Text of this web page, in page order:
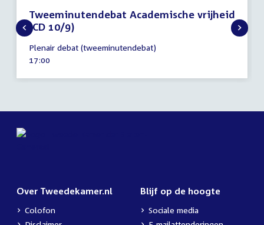
Tweeminutendebat Academische vrijheid
(CD 10/9)
oktober
2025
Plenair debat (tweeminutendebat)
Tijd
17:00
Over Tweedekamer.nl
Colofon
Blijf op de hoogte
Sociale media